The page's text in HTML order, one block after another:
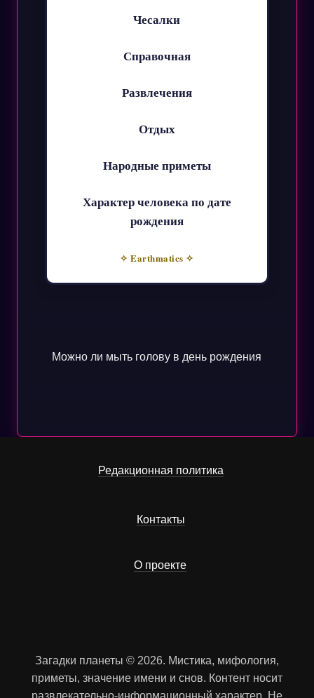
Чесалки
Справочная
Развлечения
Отдых
Народные приметы
Характер человека по дате
рождения
✧ Earthmatics ✧
Можно ли мыть голову в день рождения
Редакционная политика
Контакты
О проекте
Загадки планеты © 2026. Мистика, мифология,
приметы, значение имени и снов. Контент носит
развлекательно-информационный характер. Не